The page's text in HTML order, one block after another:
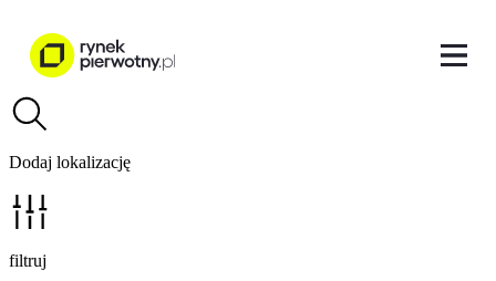
Dodaj lokalizację
filtruj